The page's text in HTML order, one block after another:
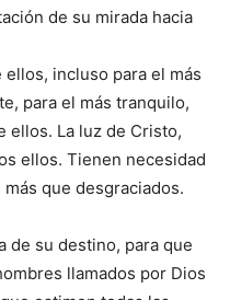
de su mirada hacia
ellos, incluso para el más
para el más tranquilo,
ellos. La luz de Cristo,
ellos. Tienen necesidad
que desgraciados.
de su destino, para que
llamados por Dios